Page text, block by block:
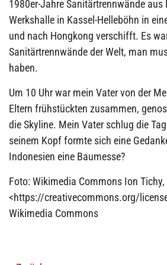
1980er-Jahre Sanitärtrennwände aus
Werkshalle in Kassel-Helleböhn in
und nach Hongkong verschifft. Es
Sanitärtrennwände der Welt, man
haben.
Um 10 Uhr war mein Vater von der
Eltern frühstückten zusammen,
die Skyline. Mein Vater schlug die
seinem Kopf formte sich eine
Indonesien eine Baumesse?
Foto: Wikimedia Commons Ion Tichy,
<https://creativecommons.org/
Wikimedia Commons